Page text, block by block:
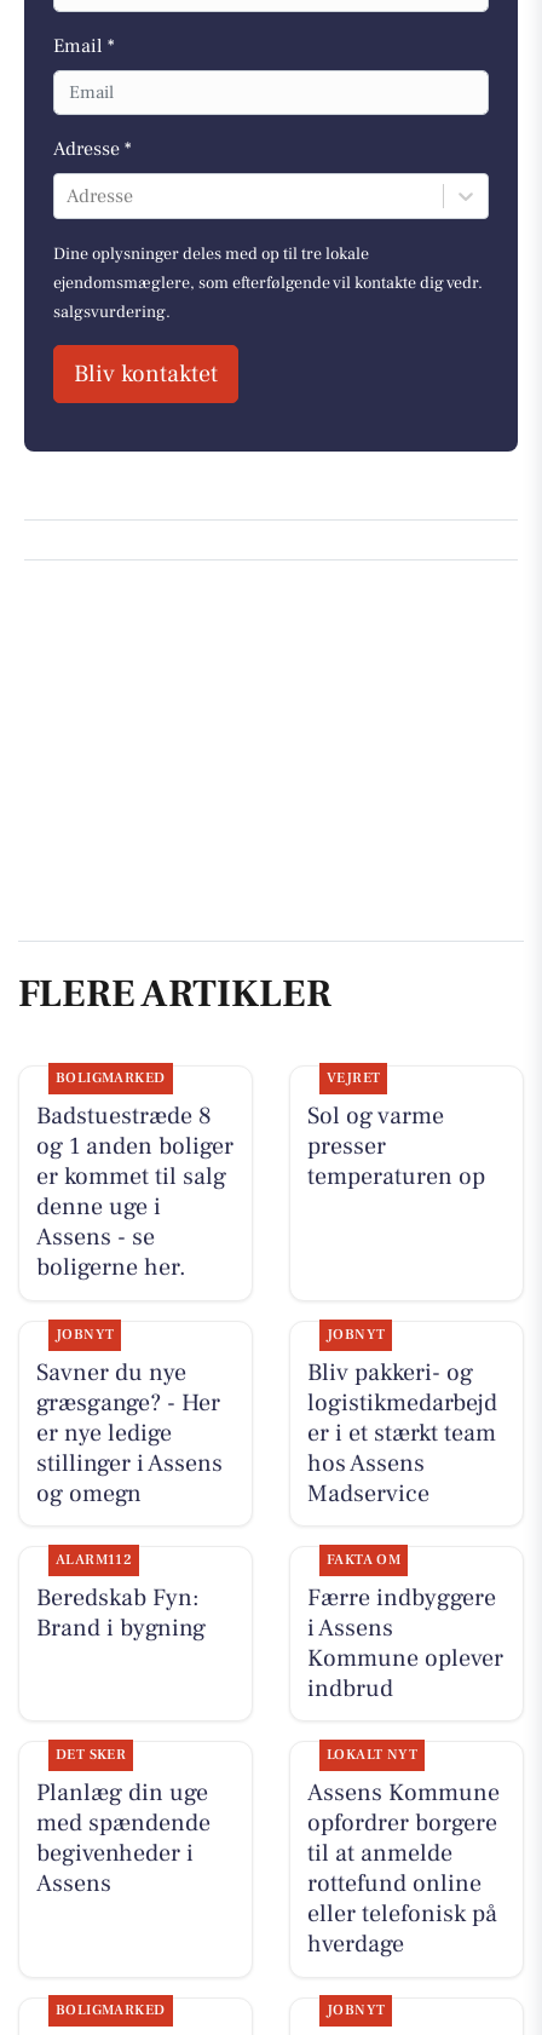
Email *
Adresse *
Adresse
Dine oplysninger deles med op til tre lokale
ejendomsmæglere, som efterfølgende vil kontakte dig vedr.
salgsvurdering.
Bliv kontaktet
FLERE ARTIKLER
BOLIGMARKED
Badstuestræde 8
og 1 anden boliger
er kommet til salg
denne uge i
Assens - se
boligerne her.
VEJRET
Sol og varme
presser
temperaturen op
JOBNYT
Savner du nye
græsgange? - Her
er nye ledige
stillinger i Assens
og omegn
JOBNYT
Bliv pakkeri- og
logistikmedarbejd
er i et stærkt team
hos Assens
Madservice
ALARM112
Beredskab Fyn:
Brand i bygning
FAKTA OM
Færre indbyggere
i Assens
Kommune oplever
indbrud
DET SKER
Planlæg din uge
med spændende
begivenheder i
Assens
LOKALT NYT
Assens Kommune
opfordrer borgere
til at anmelde
rottefund online
eller telefonisk på
hverdage
BOLIGMARKED JOBNYT